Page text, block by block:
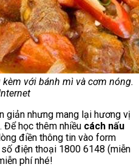
với bánh mì và cơm nóng.
giản nhưng mang lại hương vị
Để học thêm nhiều cách nấu
điền thông tin vào form
điện thoại 1800 6148 (miễn
phí nhé!